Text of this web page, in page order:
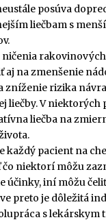
posúva
liečbam s
aj na zmenšenie
zníženie rizika
liečby. V niektorých
liečba na
každý pacient na
čo niektorí môžu
účinky, iní môžu
preto je dôležitá
s lekárskym